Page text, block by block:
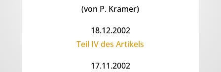
(von P. Kramer)
18.12.2002
Teil IV des Artikels
17.11.2002